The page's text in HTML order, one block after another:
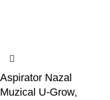
Aspirator Nazal
Muzical U-Grow,